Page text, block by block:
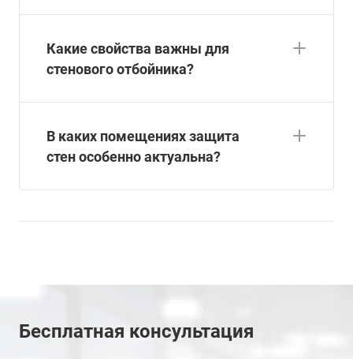
Какие свойства важны для
стенового отбойника?
В каких помещениях защита
стен особенно актуальна?
Бесплатная консультация